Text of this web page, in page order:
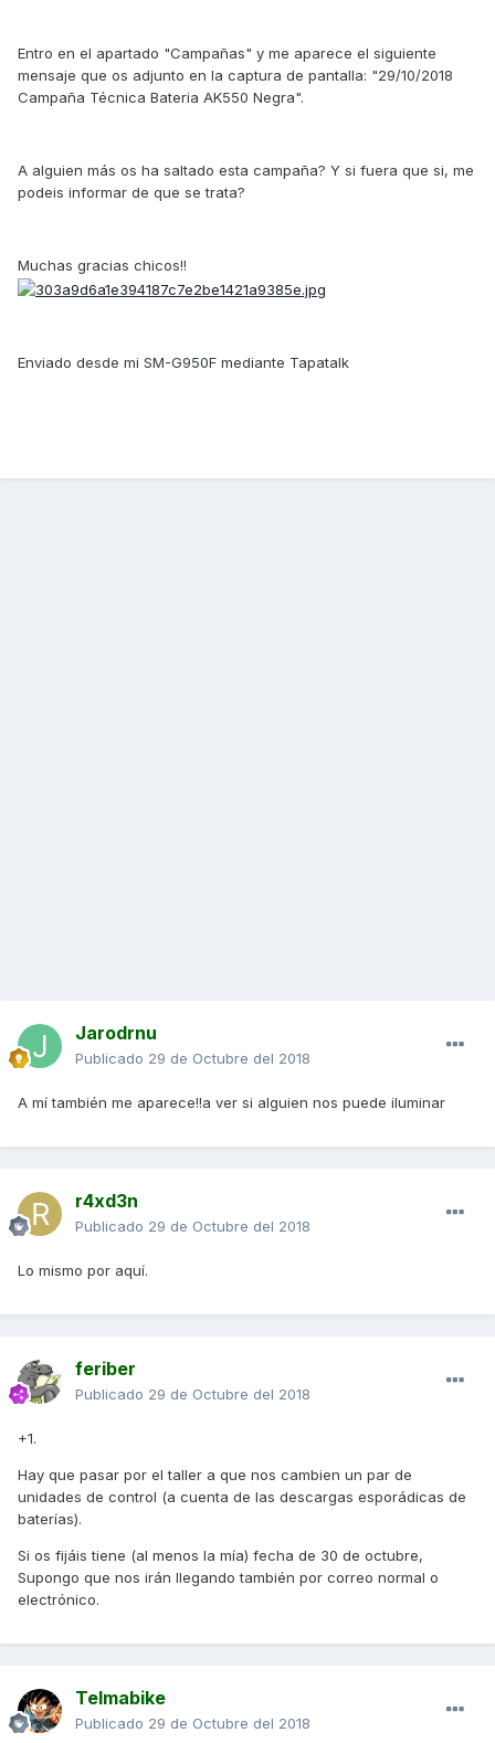
Entro en el apartado "Campañas" y me aparece el siguiente
mensaje que os adjunto en la captura de pantalla: "29/10/2018
Campaña Técnica Bateria AK550 Negra".
A alguien más os ha saltado esta campaña? Y si fuera que si, me
podeis informar de que se trata?
Muchas gracias chicos!!
Enviado desde mi SM-G950F mediante Tapatalk
Jarodrnu
Publicado 29 de Octubre del 2018
A mí también me aparece!!a ver si alguien nos puede iluminar
r4xd3n
Publicado 29 de Octubre del 2018
Lo mismo por aquí.
feriber
Publicado 29 de Octubre del 2018
+1.
Hay que pasar por el taller a que nos cambien un par de
unidades de control (a cuenta de las descargas esporádicas de
baterías).
Si os fijáis tiene (al menos la mía) fecha de 30 de octubre,
Supongo que nos irán llegando también por correo normal o
electrónico.
Telmabike
Publicado 29 de Octubre del 2018